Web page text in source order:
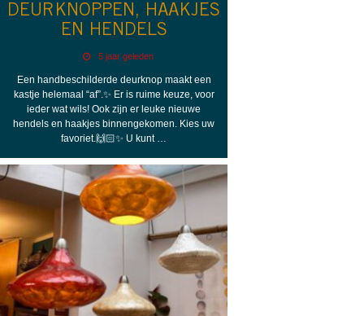
DEURKNOPPEN, HAAKJES
EN HENDELS
5 jaar geleden
Een handbeschilderde deurknop maakt een
kastje helemaal “af”.✨ Er is ruime keuze, voor
ieder wat wils! Ook zijn er leuke nieuwe
hendels en haakjes binnengekomen. Kies uw
favoriet.🙌🏻✨ U kunt …